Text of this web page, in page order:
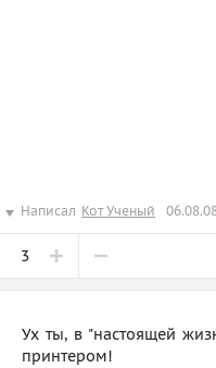
Написал Кот Ученый
3
Ух ты, в "настоящей
принтером!